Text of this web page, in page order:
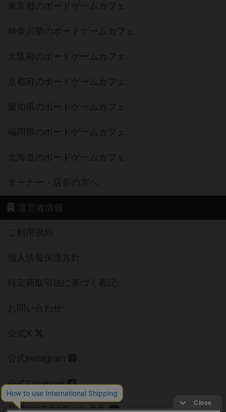
東京都のボードゲームカフェ
神奈川県のボードゲームカフェ
大阪府のボードゲームカフェ
京都府のボードゲームカフェ
愛知県のボードゲームカフェ
福岡県のボードゲームカフェ
北海道のボードゲームカフェ
オーナー・店長の方へ
運営者情報
ご利用規約
個人情報保護方針
特定商取引法に基づく表記
お問い合わせ
公式X
公式instagram
公式Facebook
公式YouTubeチャンネル